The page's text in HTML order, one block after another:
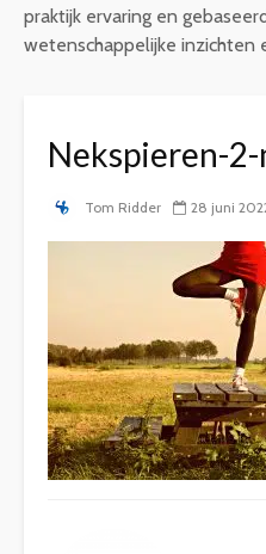
praktijk ervaring en
wetenschappelijke inzichten
Nekspieren-
Tom Ridder 28 juni